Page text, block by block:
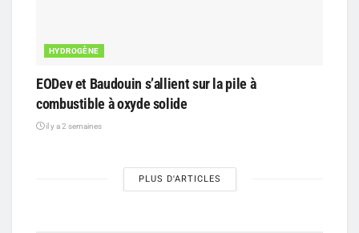
HYDROGÈNE
EODev et Baudouin s’allient sur la pile à
combustible à oxyde solide
il y a 2 semaines
PLUS D'ARTICLES